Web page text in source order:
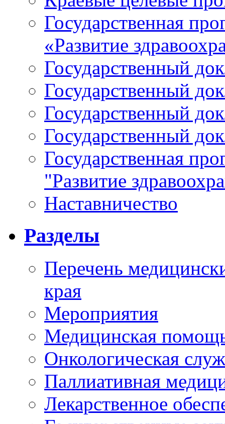
Государственная
«Развитие
Государственный
Государственный
Государственный
Государственный
Государственная
"Развитие
Наставничество
Разделы
Перечень
края
Мероприятия
Медицинская
Онкологическая
Паллиативная
Лекарственное